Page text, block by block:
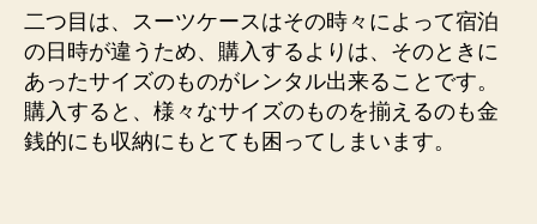
二つ目は、スーツケースはその時々によって宿泊
の日時が違うため、購入するよりは、そのときに
あったサイズのものがレンタル出来ることです。
購入すると、様々なサイズのものを揃えるのも金
銭的にも収納にもとても困ってしまいます。